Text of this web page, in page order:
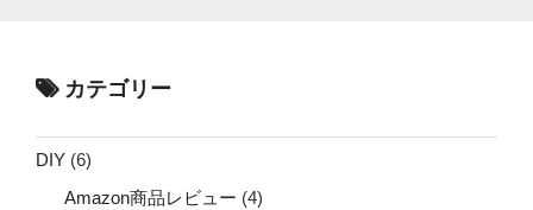
カテゴリー
DIY (6)
Amazon商品レビュー (4)